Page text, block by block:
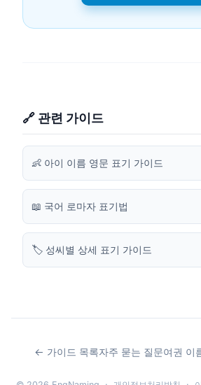
🔗 관련 가이드
👶 아이 이름 영문 표기 가이드
📖 국어 로마자 표기법
🏷️ 성씨별 상세 표기 가이드
← 가이드 목록자주 묻는 질문여권 이